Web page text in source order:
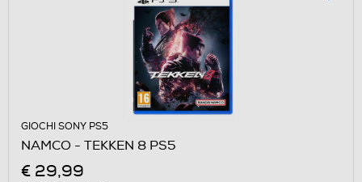
GIOCHI SONY PS5
NAMCO - TEKKEN 8 PS5
€ 29,99